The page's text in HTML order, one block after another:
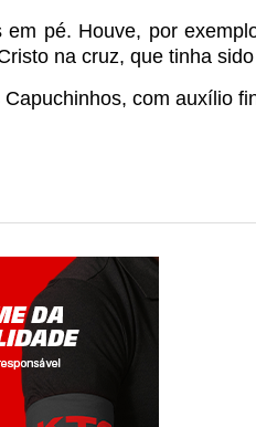
em pé. Houve, por
na cruz, que tinha
com auxílio